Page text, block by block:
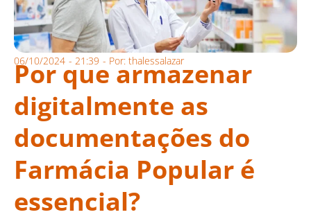
06/10/2024 - 21:39 - Por: thalessalazar
Por que armazenar
digitalmente as
documentações do
Farmácia Popular é
essencial?